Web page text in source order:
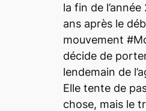
la fin de l’année
ans après le
mouvement
décide de
lendemain de
Elle tente de
chose, mais le